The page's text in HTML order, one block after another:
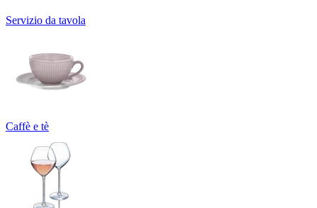
Servizio da tavola
Caffè e tè